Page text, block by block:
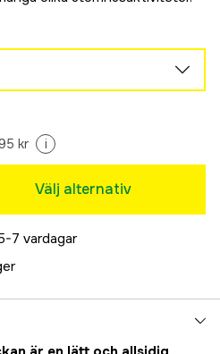
kr i
Välj alternativ
7 vardagar